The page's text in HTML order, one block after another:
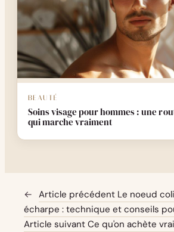
BEAUTÉ
Soins visage pour hommes : une
qui marche vraiment
← Article précédent Le noeud
écharpe : technique et conseils
Article suivant Ce qu'on achète